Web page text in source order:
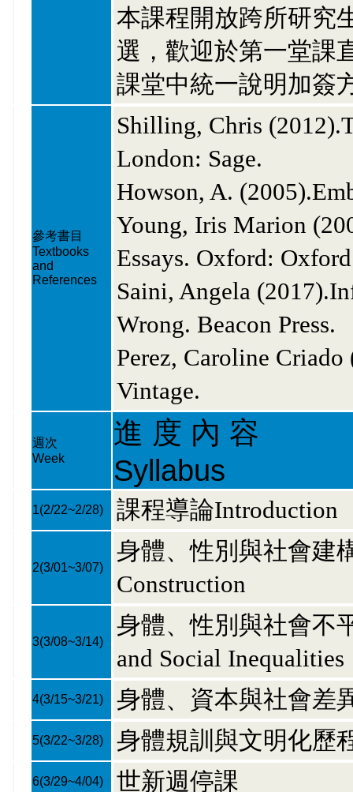
本課程開放跨所研究
選，歡迎於第一堂課
課堂中統一說明加簽
參考書目
Textbooks
and
References
Shilling, Chris
London: Sage.
Howson, A.
Young, Iris Marion
Essays. Oxford:
Saini, Angela
Wrong. Beacon
Perez, Caroline
Vintage.
週次
Week
進 度 內 容
Syllabus
1(2/22~2/28) 課程導論Introduction
2(3/01~3/07)
身體、性別與社會建
Construction
3(3/08~3/14)
身體、性別與社會不
and Social Inequalities
4(3/15~3/21) 身體、資本與社會差
5(3/22~3/28) 身體規訓與文明化歷
6(3/29~4/04) 世新週停課